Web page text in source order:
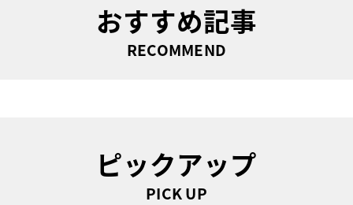
おすすめ記事
RECOMMEND
ピックアップ
PICK UP